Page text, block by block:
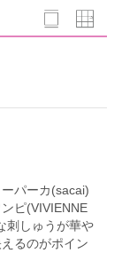
パーカ(sacai)
ピ(VIVIENNE
しゅうが華や
るのがポイン